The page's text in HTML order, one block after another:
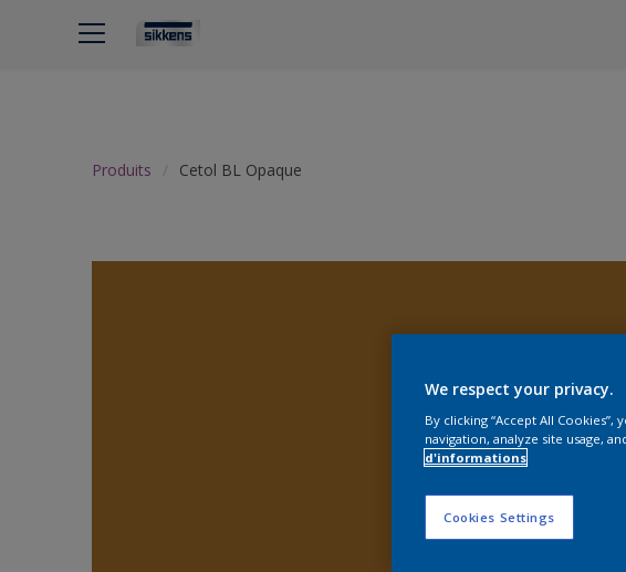
Produits Cetol BL Opaque
We respect your privacy.
By clicking “Accept All
navigation, analyze site usage,
d'informations
Cookies Settings